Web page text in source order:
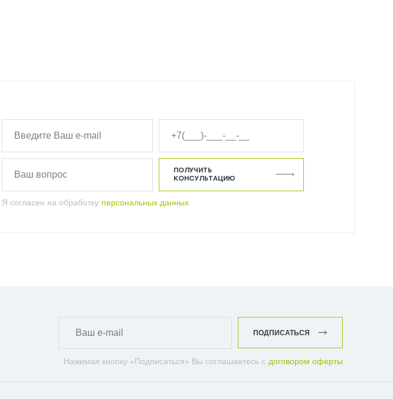
Я согласен на обработку персональных данных
ПОЛУЧИТЬ
КОНСУЛЬТАЦИЮ
Нажимая кнопку «Подписаться» Вы соглашаетесь с договором оферты
ПОДПИСАТЬСЯ